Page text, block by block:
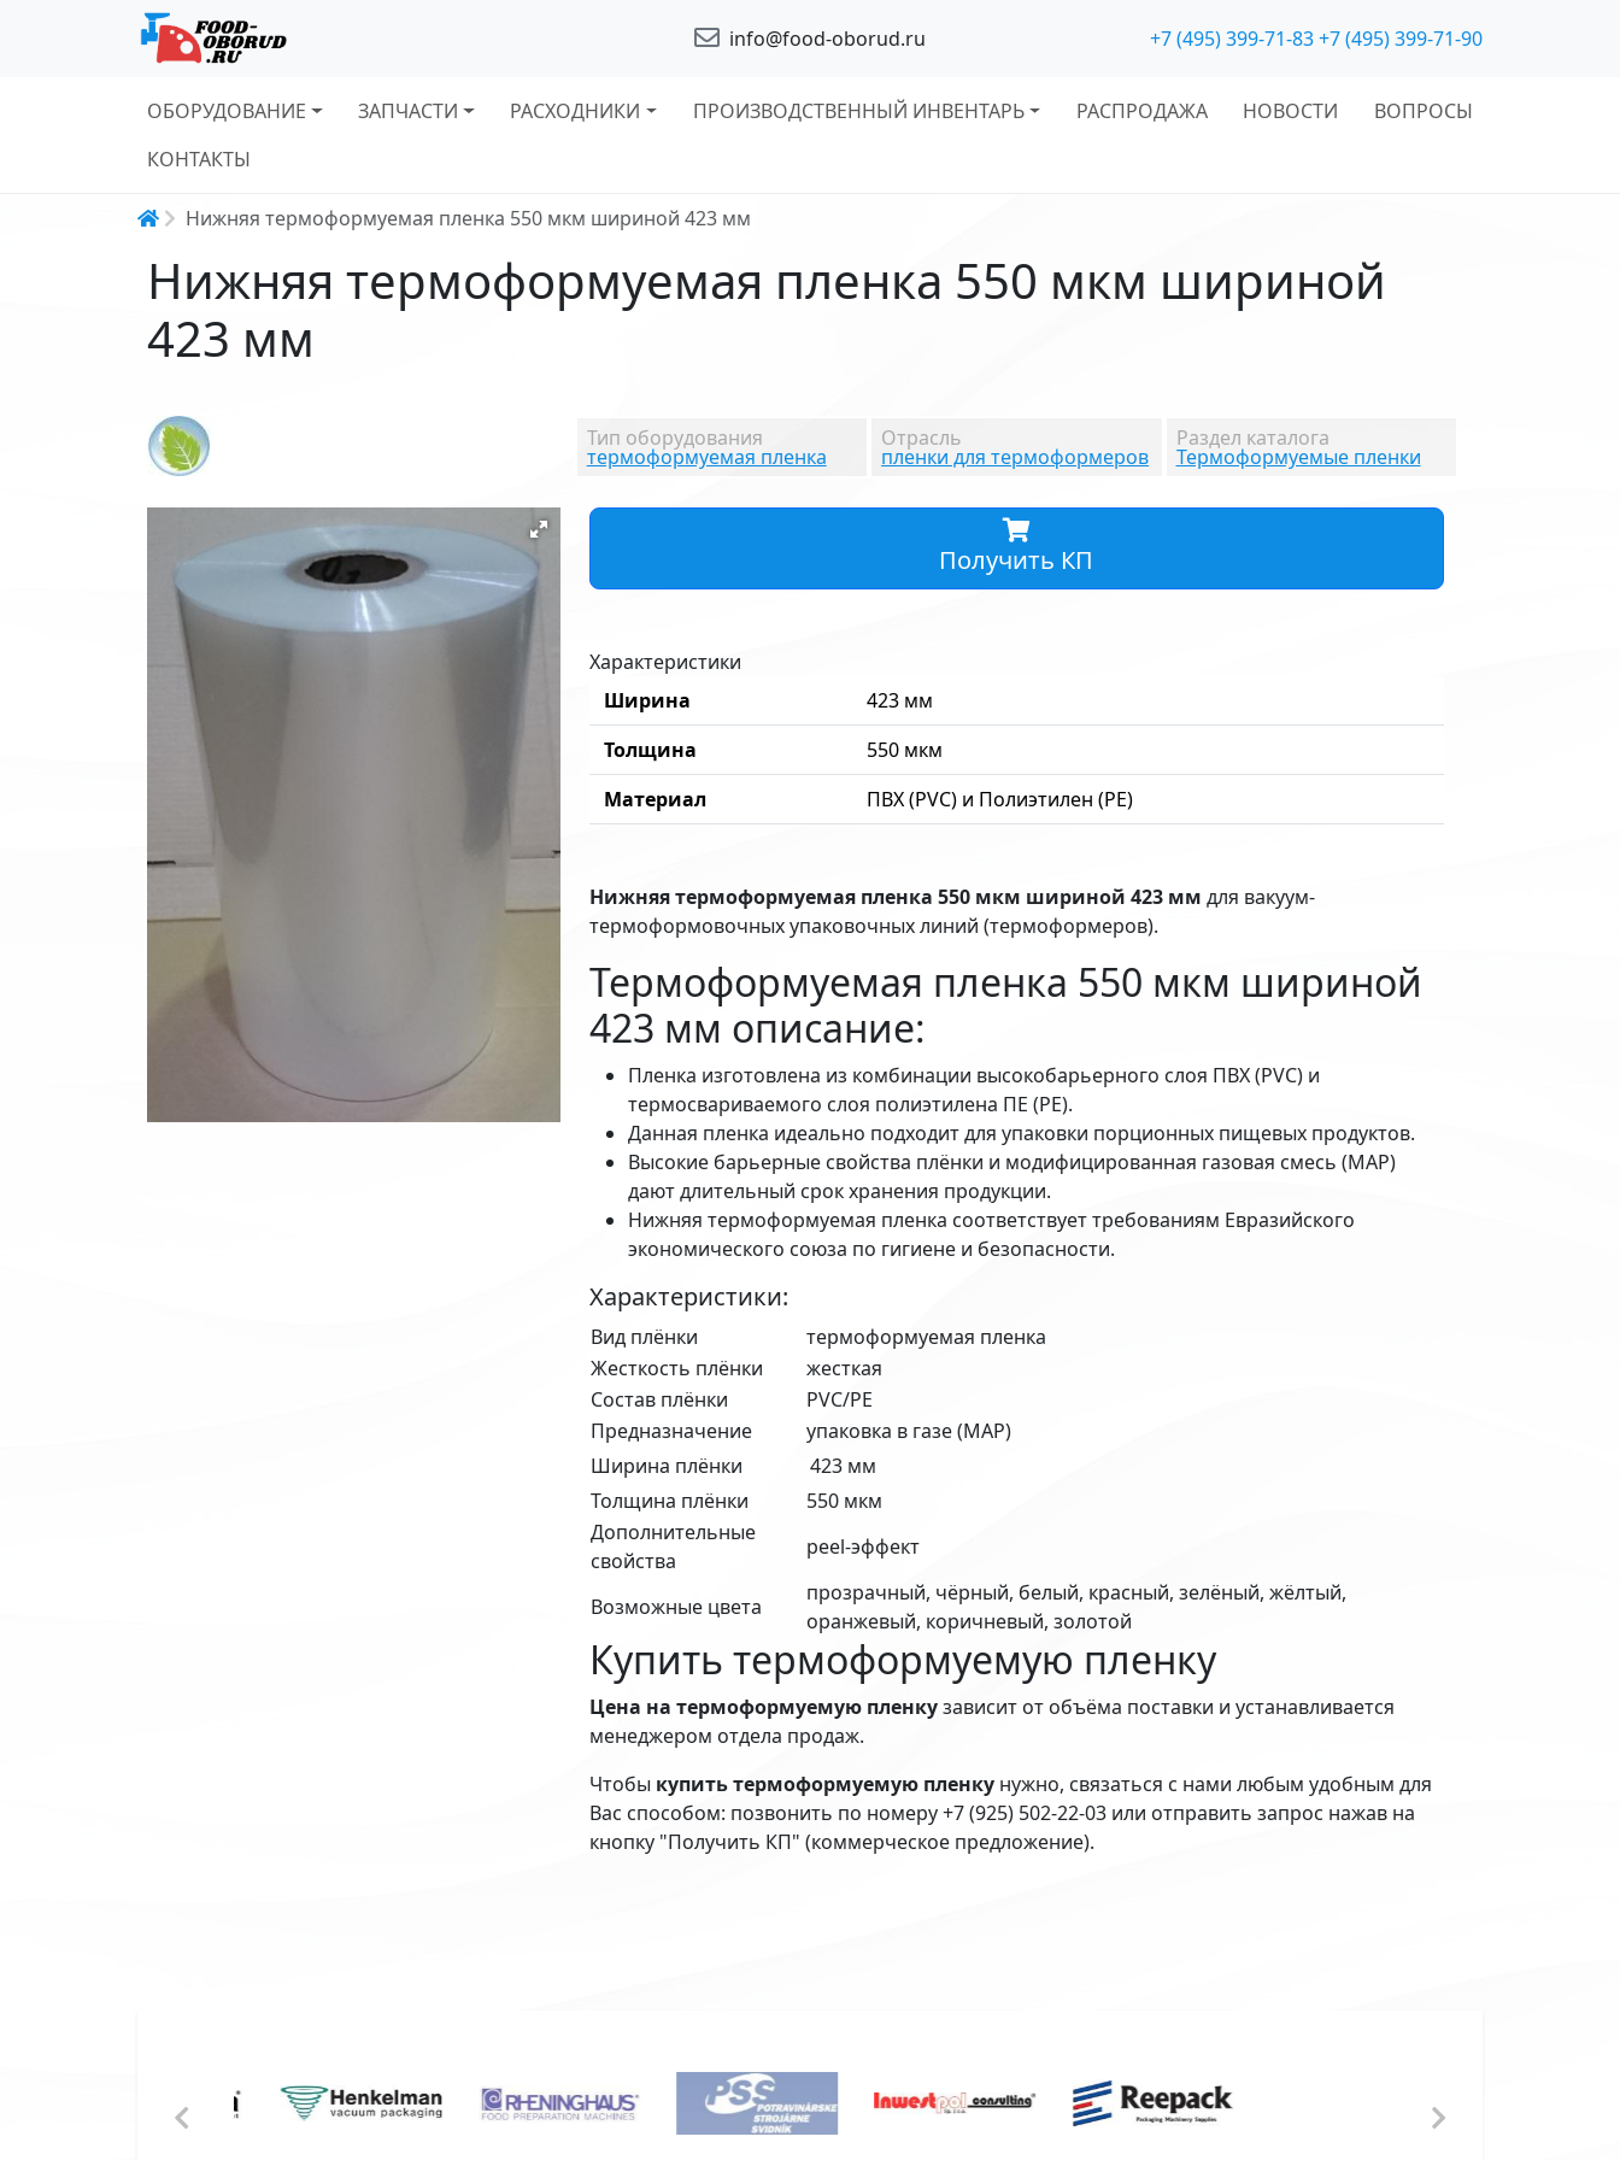
info@food-oborud.ru +7 (495) 399-71-83+7 (495) 399-71-90
Основная навигация
ОБОРУДОВАНИЕ ЗАПЧАСТИ РАСХОДНИКИ ПРОИЗВОДСТВЕННЫЙ ИНВЕНТАРЬ РАСПРОДАЖА НОВОСТИ
ВОПРОСЫ
КОНТАКТЫ
Строка навигации
Нижняя термоформуемая пленка 550 мкм шириной 423 мм
Нижняя термоформуемая пленка 550 мкм шириной
423 мм
Тип оборудования
термоформуемая пленка
Отрасль
пленки для термоформеров
Раздел каталога
Термоформуемые пленки
Получить КП
Характеристики
Ширина
423 мм
Толщина
550 мкм
Материал
ПВХ (PVC) и Полиэтилен (PE)
Нижняя термоформуемая пленка 550 мкм шириной 423 мм для вакуум-
термоформовочных упаковочных линий (термоформеров).
Термоформуемая пленка 550 мкм шириной
423 мм описание:
Пленка изготовлена из комбинации высокобарьерного слоя ПВХ (PVC) и
термосвариваемого слоя полиэтилена ПЕ (РЕ).
Данная пленка идеально подходит для упаковки порционных пищевых продуктов.
Высокие барьерные свойства плёнки и модифицированная газовая смесь (MAP)
дают длительный срок хранения продукции.
Нижняя термоформуемая пленка соответствует требованиям Евразийского
экономического союза по гигиене и безопасности.
Характеристики:
Вид плёнки
термоформуемая пленка
Жесткость плёнки
жесткая
Состав плёнки
PVC/PE
Предназначение
упаковка в газе (MAP)
Ширина плёнки
423 мм
Толщина плёнки
550 мкм
Дополнительные
свойства
peel-эффект
Возможные цвета
прозрачный, чёрный, белый, красный, зелёный, жёлтый,
оранжевый, коричневый, золотой
Купить термоформуемую пленку
Цена на термоформуемую пленкузависит от объёма поставки и устанавливается
менеджером отдела продаж.
Чтобы купить термоформуемую пленкунужно, связаться с нами любым удобным для
Вас способом: позвонить по номеру +7 (925) 502-22-03 или отправить запрос нажав на
кнопку "Получить КП" (коммерческое предложение).